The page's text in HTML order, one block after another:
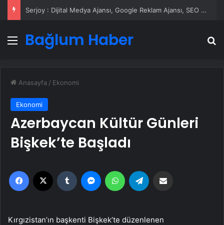
Serjoy : Dijital Medya Ajansı, Google Reklam Ajansı, SEO Ajansı ve Web Tasarım Ajansı
Menü
Bağlum Haber
Anasayfa / Ekonomi
Ekonomi
Azerbaycan Kültür Günleri
Bişkek’te Başladı
Facebook Tumblr MessengerWhatsApp
Kırgızistan’ın başkenti Bişkek’te düzenlenen